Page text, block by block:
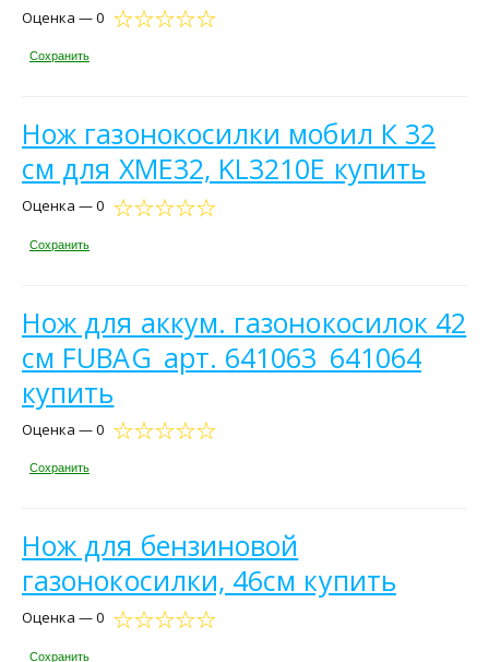
Оценка — 0
Сохранить
Нож газонокосилки мобил К 32
см для XME32, KL3210E купить
Оценка — 0
Сохранить
Нож для аккум. газонокосилок 42
см FUBAG_арт. 641063_641064
купить
Оценка — 0
Сохранить
Нож для бензиновой
газонокосилки, 46см купить
Оценка — 0
Сохранить